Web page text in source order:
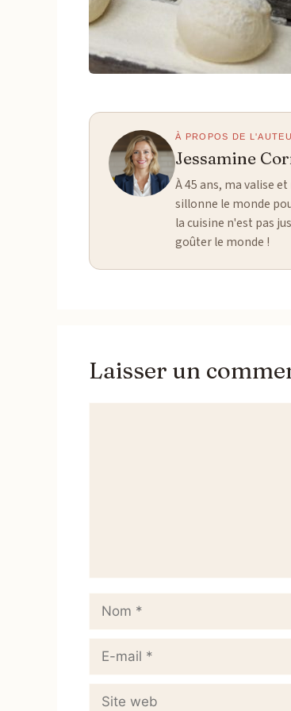
À PROPOS DE
Jessamine
À 45 ans, ma valise
sillonne le monde
la cuisine n'est pas
goûter le monde !
Laisser un
Nom
Site